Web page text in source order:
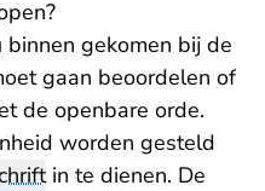
binnen gekomen bij de
gaan beoordelen of
de openbare orde.
worden gesteld
in te dienen. De